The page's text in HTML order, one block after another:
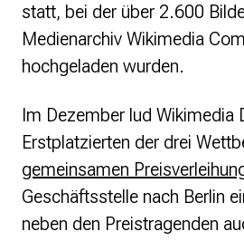
statt, bei der über 2.600
Medienarchiv Wikimedia
hochgeladen wurden.
Im Dezember lud Wikimedia
Erstplatzierten der drei
gemeinsamen
Geschäftsstelle nach Berlin
neben den Preistragenden